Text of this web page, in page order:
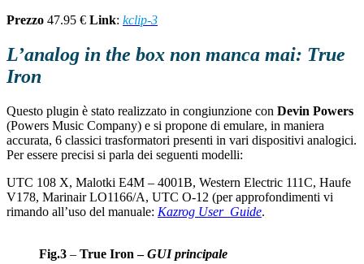
Prezzo 47.95 € Link: kclip-3
L’analog in the box non manca mai: True
Iron
Questo plugin è stato realizzato in congiunzione con Devin Powers
(Powers Music Company) e si propone di emulare, in maniera
accurata, 6 classici trasformatori presenti in vari dispositivi analogici.
Per essere precisi si parla dei seguenti modelli:
UTC 108 X, Malotki E4M – 4001B, Western Electric 111C, Haufe
V178, Marinair LO1166/A, UTC O-12 (per approfondimenti vi
rimando all’uso del manuale: Kazrog User_Guide.
Fig.3 – True Iron –GUI principale